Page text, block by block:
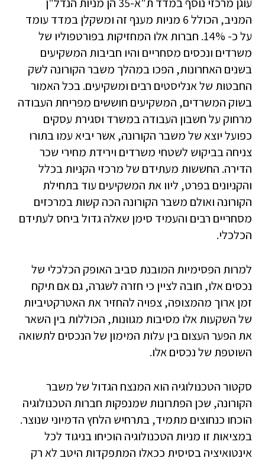
המניב, הכולל 6 מניות מענף זה ומשקלן במדד עומד
על כ- 14%. חברות אלו המחזיקות בפורטפוליו של
משרדים ונכסים מסחריים והיו חביבות המשקיעים
בשנים האחרונות, הפכו במהלך משבר הקורונה לשק
החבטות של אנליסטים רבים ומשקיעים. בכל האמור
בשוק המשרדים, המשקיעים חוששים מפריחת העבודה
מרחוק על חשבון העבודה במשרד וסגירת עסקים
כפועל יוצא של משבר הקורונה, אשר יביא עמו בתורו
צניחה בביקוש לשטחי משרדים וירידת מחירי שכר
הדירה. החששות מעתידם של מרכזי הקניות בכלל
והקניונים בפרט, ליוו את המשקיעים עוד בתחילת
הקורונה ואולם משבר הקורונה הכה קשות במרכזים
מסחריים רבים והעמיד סימן שאלה גדול ביחס לעתידם
הכלכלי.
למרות הפסימיות המובנת סביב האופק הכלכלי של
נכסים אלו, חובה לציין כי חזרה לשגרה, גם אם תיקח
זמן ארוך מהמצופה, צפויה להחזיר את האטרקטיביות
של השקעות אלו מסיבות מגוונות, הכוללות בין השאר
את הפער העצום בין עלות המימון של הנכסים לתשואה
השוטפת של נכסים אלו.
סקטור הטכנולוגיה הוא המנצח הגדול של משבר
הקורונה, שכן הפתרונות שמנפקות חברות הטכנולוגיה
הוכחו כנחוצים מתמיד, בתרחיש הלחץ הדמיוני שנוצר.
במציאות זו מניות הטכנולוגיה הוכיחו בניגוד לכל
אינטואיציה בסיסית ככאלו המתפקדות היטב לא רק